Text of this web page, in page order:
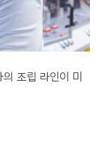
조립 라인이 미